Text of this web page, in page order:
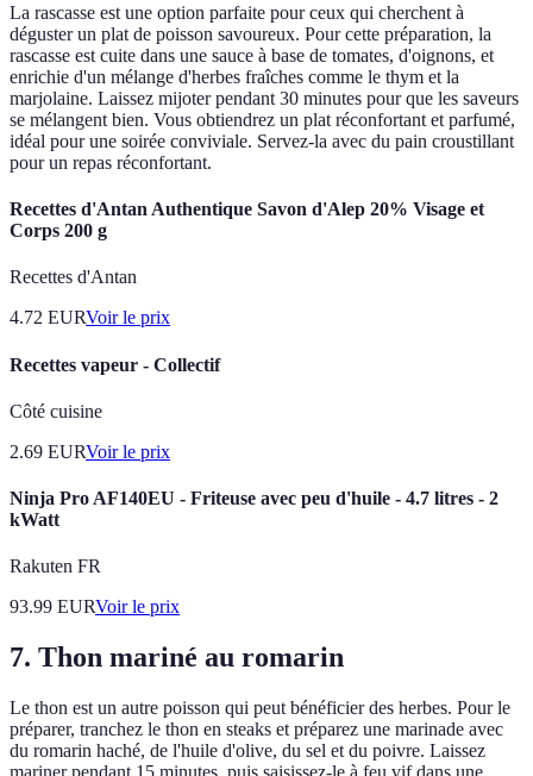
La rascasse est une option parfaite pour ceux qui cherchent à
déguster un plat de poisson savoureux. Pour cette préparation, la
rascasse est cuite dans une sauce à base de tomates, d'oignons, et
enrichie d'un mélange d'herbes fraîches comme le thym et la
marjolaine. Laissez mijoter pendant 30 minutes pour que les saveurs
se mélangent bien. Vous obtiendrez un plat réconfortant et parfumé,
idéal pour une soirée conviviale. Servez-la avec du pain croustillant
pour un repas réconfortant.
Recettes d'Antan Authentique Savon d'Alep 20% Visage et
Corps 200 g
Recettes d'Antan
4.72 EURVoir le prix
Recettes vapeur - Collectif
Côté cuisine
2.69 EURVoir le prix
Ninja Pro AF140EU - Friteuse avec peu d'huile - 4.7 litres - 2
kWatt
Rakuten FR
93.99 EURVoir le prix
7. Thon mariné au romarin
Le thon est un autre poisson qui peut bénéficier des herbes. Pour le
préparer, tranchez le thon en steaks et préparez une marinade avec
du romarin haché, de l'huile d'olive, du sel et du poivre. Laissez